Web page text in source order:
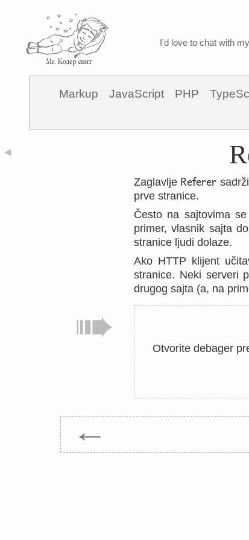
I'd love to chat with
Markup JavaScript PHP
◀
Zaglavlje Referer
prve stranice.
Često na sajtovima
primer, vlasnik sajta
stranice ljudi dolaze.
Ako HTTP klijent
stranice. Neki serveri
drugog sajta (a, na
Otvorite debager
←